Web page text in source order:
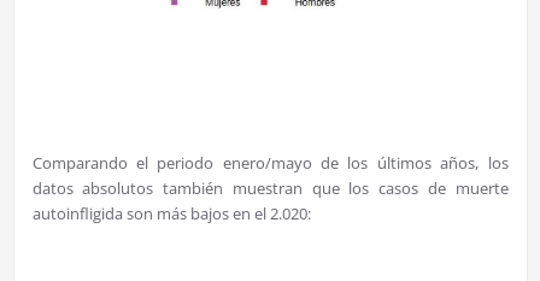
Comparando el periodo enero/mayo de los últimos años, los
datos absolutos también muestran que los casos de muerte
autoinfligida son más bajos en el 2.020: